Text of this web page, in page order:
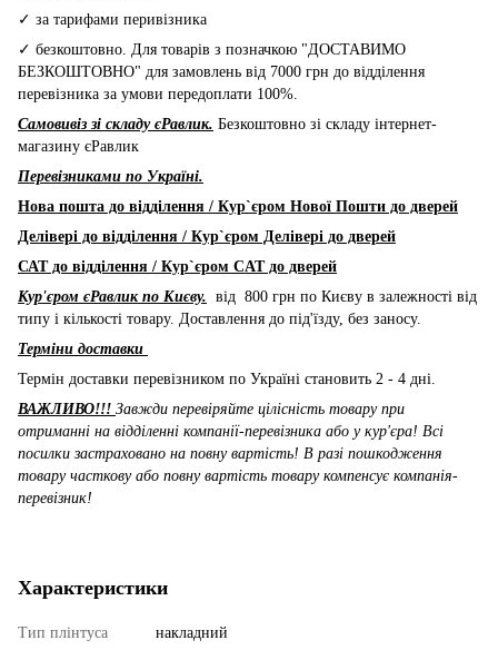
✓ за тарифами перивізника
✓ безкоштовно. Для товарів з позначкою "ДОСТАВИМО
БЕЗКОШТОВНО" для замовлень від 7000 грн до відділення
перевізника за умови передоплати 100%.
Самовивіз зі складу єРавлик. Безкоштовно зі складу інтернет-
магазину єРавлик
Перевізниками по Україні.
Нова пошта до відділення / Кур`єром Нової Пошти до дверей
Делівері до відділення / Кур`єром Делівері до дверей
САТ до відділення / Кур`єром CAT до дверей
Кур'єром єРавлик по Києву. від 800 грн по Києву в залежності від
типу і кількості товару. Доставлення до під'їзду, без заносу.
Терміни доставки
Термін доставки перевізником по Україні становить 2 - 4 дні.
ВАЖЛИВО!!! Завжди перевіряйте цілісність товару при
отриманні на відділенні компанії-перевізника або у кур'єра! Всі
посилки застраховано на повну вартість! В разі пошкодження
товару часткову або повну вартість товару компенсує компанія-
перевізник!
Характеристики
Тип плінтуса
накладний